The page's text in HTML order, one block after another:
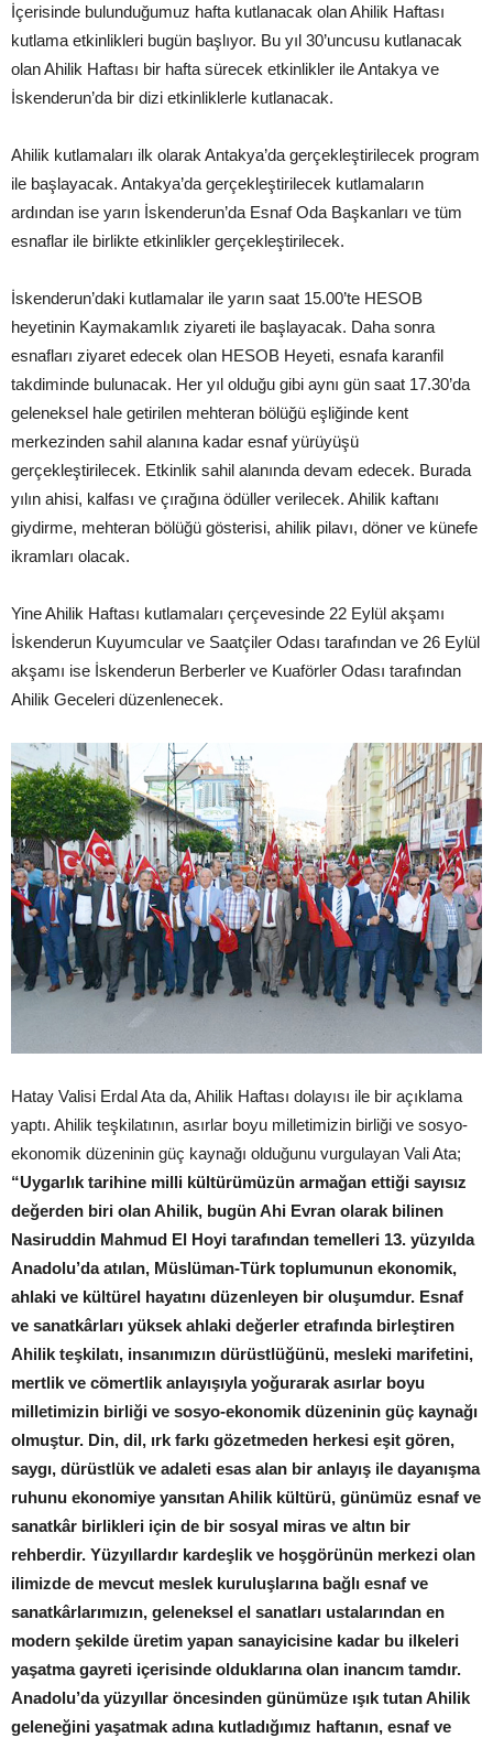
İçerisinde bulunduğumuz hafta kutlanacak olan Ahilik Haftası
kutlama etkinlikleri bugün başlıyor. Bu yıl 30’uncusu kutlanacak
olan Ahilik Haftası bir hafta sürecek etkinlikler ile Antakya ve
İskenderun’da bir dizi etkinliklerle kutlanacak.
Ahilik kutlamaları ilk olarak Antakya’da gerçekleştirilecek program
ile başlayacak. Antakya’da gerçekleştirilecek kutlamaların
ardından ise yarın İskenderun’da Esnaf Oda Başkanları ve tüm
esnaflar ile birlikte etkinlikler gerçekleştirilecek.
İskenderun’daki kutlamalar ile yarın saat 15.00’te HESOB
heyetinin Kaymakamlık ziyareti ile başlayacak. Daha sonra
esnafları ziyaret edecek olan HESOB Heyeti, esnafa karanfil
takdiminde bulunacak. Her yıl olduğu gibi aynı gün saat 17.30’da
geleneksel hale getirilen mehteran bölüğü eşliğinde kent
merkezinden sahil alanına kadar esnaf yürüyüşü
gerçekleştirilecek. Etkinlik sahil alanında devam edecek. Burada
yılın ahisi, kalfası ve çırağına ödüller verilecek. Ahilik kaftanı
giydirme, mehteran bölüğü gösterisi, ahilik pilavı, döner ve künefe
ikramları olacak.
Yine Ahilik Haftası kutlamaları çerçevesinde 22 Eylül akşamı
İskenderun Kuyumcular ve Saatçiler Odası tarafından ve 26 Eylül
akşamı ise İskenderun Berberler ve Kuaförler Odası tarafından
Ahilik Geceleri düzenlenecek.
Hatay Valisi Erdal Ata da, Ahilik Haftası dolayısı ile bir açıklama
yaptı. Ahilik teşkilatının, asırlar boyu milletimizin birliği ve sosyo-
ekonomik düzeninin güç kaynağı olduğunu vurgulayan Vali Ata;
“Uygarlık tarihine milli kültürümüzün armağan ettiği sayısız
değerden biri olan Ahilik, bugün Ahi Evran olarak bilinen
Nasiruddin Mahmud El Hoyi tarafından temelleri 13. yüzyılda
Anadolu’da atılan, Müslüman-Türk toplumunun ekonomik,
ahlaki ve kültürel hayatını düzenleyen bir oluşumdur. Esnaf
ve sanatkârları yüksek ahlaki değerler etrafında birleştiren
Ahilik teşkilatı, insanımızın dürüstlüğünü, mesleki marifetini,
mertlik ve cömertlik anlayışıyla yoğurarak asırlar boyu
milletimizin birliği ve sosyo-ekonomik düzeninin güç kaynağı
olmuştur. Din, dil, ırk farkı gözetmeden herkesi eşit gören,
saygı, dürüstlük ve adaleti esas alan bir anlayış ile dayanışma
ruhunu ekonomiye yansıtan Ahilik kültürü, günümüz esnaf ve
sanatkâr birlikleri için de bir sosyal miras ve altın bir
rehberdir. Yüzyıllardır kardeşlik ve hoşgörünün merkezi olan
ilimizde de mevcut meslek kuruluşlarına bağlı esnaf ve
sanatkârlarımızın, geleneksel el sanatları ustalarından en
modern şekilde üretim yapan sanayicisine kadar bu ilkeleri
yaşatma gayreti içerisinde olduklarına olan inancım tamdır.
Anadolu’da yüzyıllar öncesinden günümüze ışık tutan Ahilik
geleneğini yaşatmak adına kutladığımız haftanın, esnaf ve